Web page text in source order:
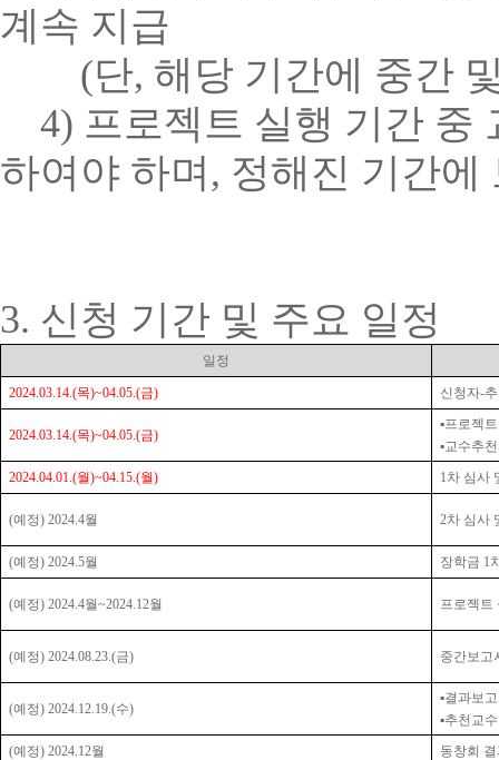
계속 지급
(단, 해당 기간에 중간
4) 프로젝트 실행 기간 중
하여야 하며 , 정해진 기간에
3. 신청 기간 및 주요 일정
일정
2024.03.14.(목)~04.05.(금) 신청자-
2024.03.14.(목)~04.05.(금)
▪프로젝
▪교수추
2024.04.01.(월)~04.15.(월) 1차 심사
(예정) 2024.4월 2차 심사
(예정) 2024.5월 장학금 1
(예정) 2024.4월~2024.12월 프로젝트
(예정) 2024.08.23.(금) 중간보고
(예정) 2024.12.19.(수)
▪결과보
▪추천교
(예정) 2024.12월 동창회